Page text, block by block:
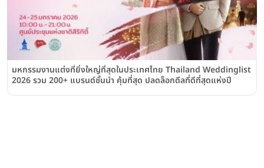
มหกรรมงานแต่งที่ยิ่งใหญ่ที่สุดในประเทศไทย Thailand Weddinglist
2026 รวม 200+ แบรนด์ชั้นนำ คุ้มที่สุด ปลดล็อกดีลที่ดีที่สุดแห่งปี